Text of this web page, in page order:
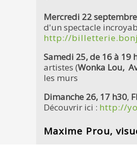
Mercredi 22 septembre
d'un spectacle
http://
Samedi 25, de 16 à 19
artistes (Wonka Lou,
les murs
Dimanche 26, 17 h30,
Découvrir ici : http://
Maxime Prou,